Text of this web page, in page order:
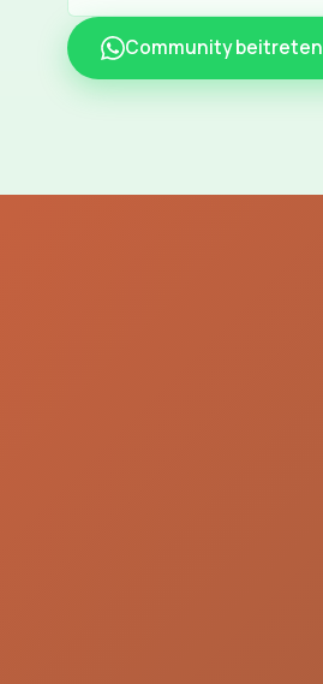
Community beitreten